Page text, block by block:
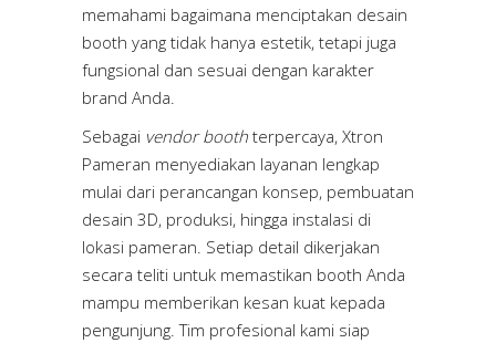
memahami bagaimana menciptakan desain
booth yang tidak hanya estetik, tetapi juga
fungsional dan sesuai dengan karakter
brand Anda.
Sebagai vendor booth terpercaya, Xtron
Pameran menyediakan layanan lengkap
mulai dari perancangan konsep, pembuatan
desain 3D, produksi, hingga instalasi di
lokasi pameran. Setiap detail dikerjakan
secara teliti untuk memastikan booth Anda
mampu memberikan kesan kuat kepada
pengunjung. Tim profesional kami siap